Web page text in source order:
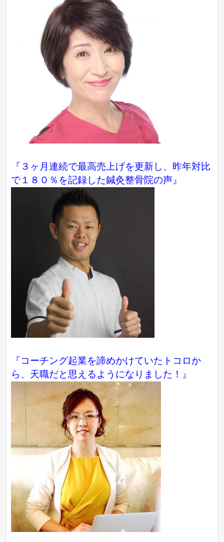
『３ヶ月連続で最高売上げを更新し、昨年対比
で１８０％を記録した鍼灸整骨院の声』
『コーチング起業を諦めかけていたトコロか
ら、天職だと思えるようになりました！』